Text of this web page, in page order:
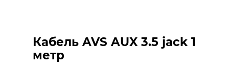
Кабель AVS AUX 3.5 jack 1
метр